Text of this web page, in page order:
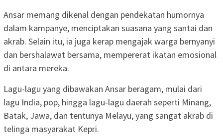
Ansar memang dikenal dengan pendekatan humornya
dalam kampanye, menciptakan suasana yang santai dan
akrab. Selain itu, ia juga kerap mengajak warga bernyanyi
dan bershalawat bersama, mempererat ikatan emosional
di antara mereka.
Lagu-lagu yang dibawakan Ansar beragam, mulai dari
lagu India, pop, hingga lagu-lagu daerah seperti Minang,
Batak, Jawa, dan tentunya Melayu, yang sangat akrab di
telinga masyarakat Kepri.